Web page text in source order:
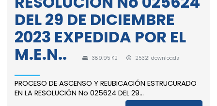
DEL 29 DE DICIEMBRE
2023 EXPEDIDA POR EL
M.E.N..
389.95 KB 25321 downloads
PROCESO DE ASCENSO Y REUBICACIÓN ESTRUCURADO
EN LA RESOLUCIÓN No 025624 DEL 29...